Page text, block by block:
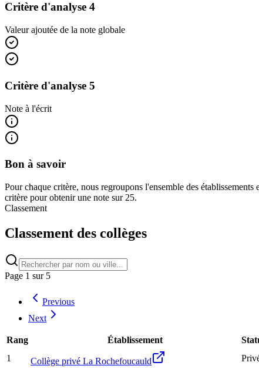
Critère d'analyse 4
Valeur ajoutée de la note globale
Critère d'analyse 5
Note à l'écrit
Bon à savoir
Pour chaque critère, nous regroupons l'ensemble des
critère pour obtenir une note sur 25.
Classement
Classement des collèges
Page 1 sur 5
Previous
Next
Rang Établissement
1
Collège privé La Rochefoucauld